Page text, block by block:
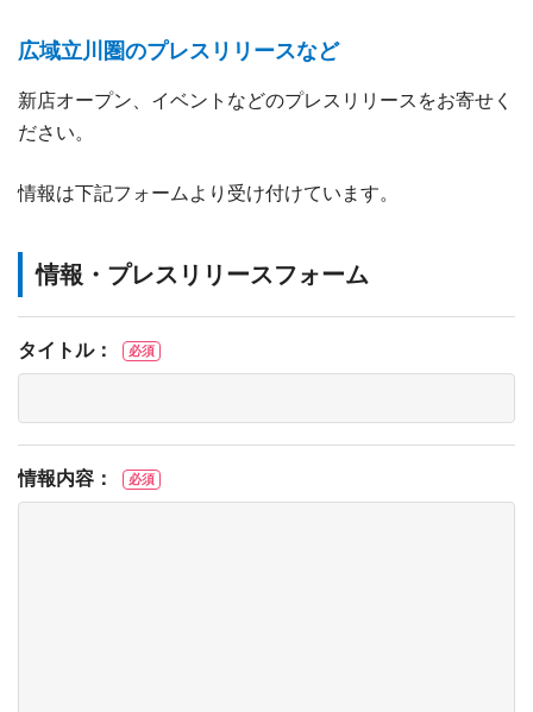
広域立川圏のプレスリリースなど
新店オープン、イベントなどのプレスリリースをお寄せく
ださい。
情報は下記フォームより受け付けています。
情報・プレスリリースフォーム
タイトル： 必須
情報内容： 必須